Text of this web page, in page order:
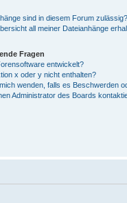
sind in diesem Forum zulässig?
all meiner Dateianhänge
Fragen
entwickelt?
x oder y nicht enthalten?
wenden, falls es Beschwerden
Administrator des Boards